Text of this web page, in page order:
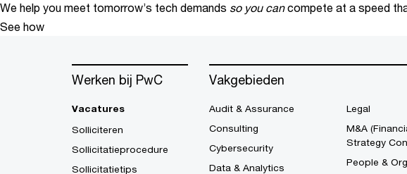
We help you meet tomorrow’s tech demands so you can compete at a speed
See how
Werken bij PwC
Vacatures
Solliciteren
Sollicitatieprocedure
Sollicitatietips
Vakgebieden
Audit & Assurance
Consulting
Cybersecurity
Data & Analytics
Legal
M&A
Strategy
People &